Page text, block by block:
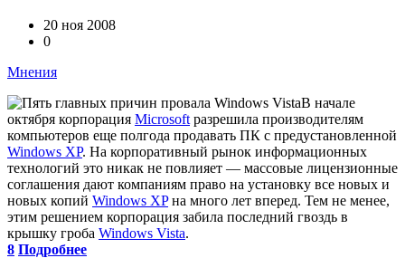
20 ноя 2008
0
Мнения
В начале
октября корпорация Microsoft разрешила производителям
компьютеров еще полгода продавать ПК с предустановленной
Windows XP. На корпоративный рынок информационных
технологий это никак не повлияет — массовые лицензионные
соглашения дают компаниям право на установку все новых и
новых копий Windows XPна много лет вперед. Тем не менее,
этим решением корпорация забила последний гвоздь в
крышку гроба Windows Vista.
8 Подробнее